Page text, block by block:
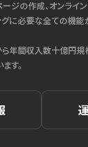
ジの作成、オンライ
グに必要な全ての機
年間収入数十億円規
す。